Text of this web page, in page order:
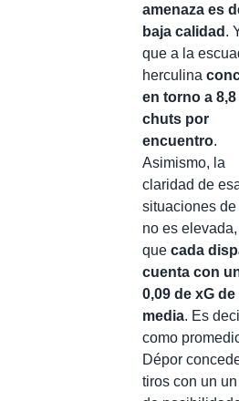
amenaza es
baja calidad .
que a la
herculina
en torno a 8,8
chuts por
encuentro.
Asimismo, la
claridad de
situaciones de
no es elevada,
que cada
cuenta con
0,09 de xG de
media. Es
como
Dépor
tiros con un